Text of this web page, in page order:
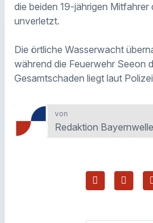
die beiden 19-jährigen Mitfahrer
unverletzt.
Die örtliche Wasserwacht
während die Feuerwehr Seeon
Gesamtschaden liegt laut
von
Redaktion Bayernwelle